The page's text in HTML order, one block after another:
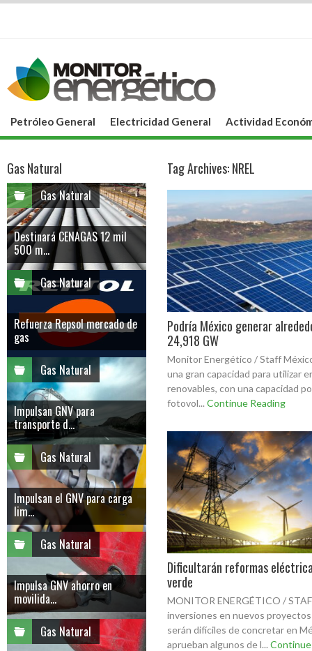
Petróleo General Electricidad General Actividad
Tag Archives:NREL
Podría México generar
24,918 GW
Monitor Energético / Staff
una gran capacidad para utilizar
renovables, con una capacidad
fotovol... Continue Reading
Dificultarán reformas
verde
MONITOR ENERGÉTICO /
inversiones en nuevos
serán difíciles de concretar en
aprueban algunos de l...
Gas Natural
Gas Natural
Destinará CENAGAS 12 mil
500 m...
Gas Natural
Refuerza Repsol mercado de
gas
Gas Natural
Impulsan GNV para
transporte d...
Gas Natural
Impulsan el GNV para carga
lim...
Gas Natural
Impulsa GNV ahorro en
movilida...
Gas Natural